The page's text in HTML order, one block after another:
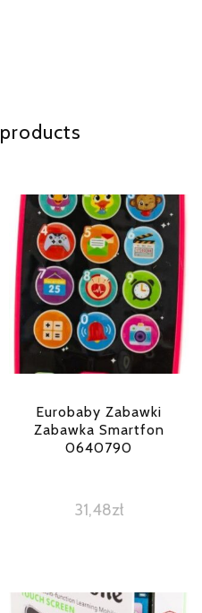
Eurobaby Zabawki
Zabawka Smartfon
0640790
31,48zł